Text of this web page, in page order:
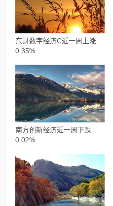
东财数字经济C近一周上涨
0.35%
南方创新经济近一周下跌
0.02%